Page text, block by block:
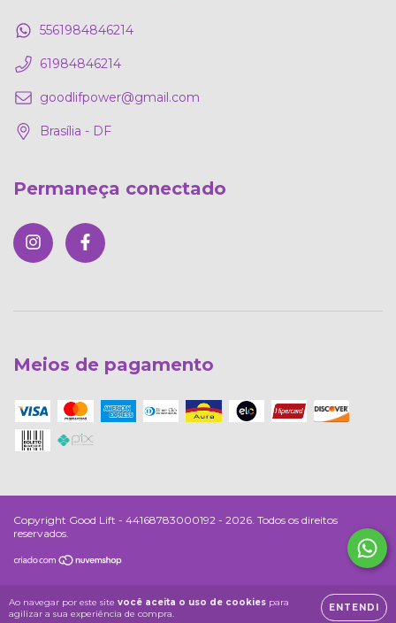
Ao navegar por este site você aceita o uso de cookies para
agilizar a sua experiência de compra.
ENTENDI
5561984846214
61984846214
goodlifpower@gmail.com
Brasília - DF
Permaneça conectado
Meios de pagamento
Copyright Good Lift - 44168783000192 - 2026. Todos os direitos
reservados.